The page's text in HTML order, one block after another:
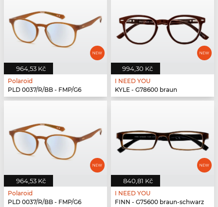
964,53 Kč
Polaroid
PLD 0037/R/BB - FMP/G6
994,30 Kč
I NEED YOU
KYLE - G78600 braun
964,53 Kč
Polaroid
PLD 0037/R/BB - FMP/G6
840,81 Kč
I NEED YOU
FINN - G75600 braun-schwarz